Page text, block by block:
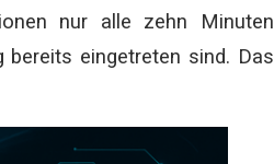
nur alle zehn Minuten
eingetreten sind. Das